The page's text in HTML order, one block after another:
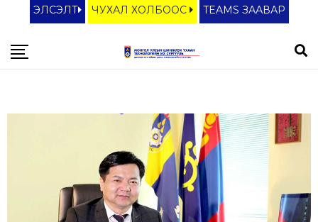
ЭЛСЭЛТ ЧУХАЛ ХОЛБООС TEAMS ЗААВАР